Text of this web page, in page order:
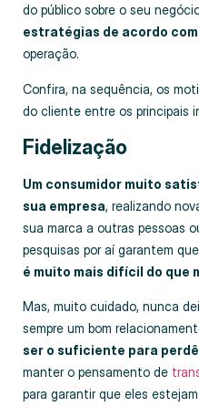
do público sobre o seu
estratégias de acordo
operação.
Confira, na sequência, os
do cliente entre os principais
Fidelização
Um consumidor muito
sua empresa, realizando
sua marca a outras pessoas
pesquisas por aí garantem que
é muito mais difícil do que
Mas, muito cuidado, nunca
sempre um bom
ser o suficiente para
manter o pensamento de
para garantir que eles